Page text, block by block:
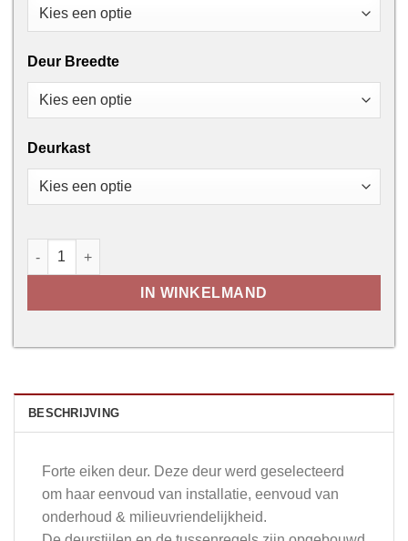
Deur Breedte
Deurkast
Forte M01 aantal
IN WINKELMAND
BESCHRIJVING
Forte eiken deur. Deze deur werd geselecteerd
om haar eenvoud van installatie, eenvoud van
onderhoud & milieuvriendelijkheid.